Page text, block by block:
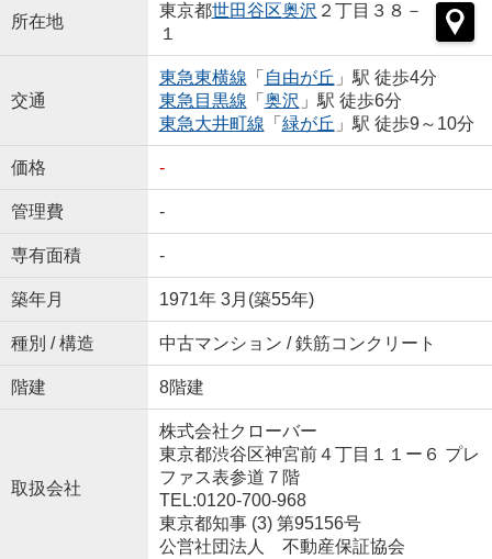
所在地
東京都世田谷区奥沢 ２丁目３８－
１
交通
東急東横線 「 自由が丘 」駅 徒歩4分
東急目黒線 「 奥沢 」駅 徒歩6分
東急大井町線 「 緑が丘 」駅 徒歩9～10分
価格 -
管理費 -
専有面積 -
築年月 1971年 3月(築55年)
種別 / 構造 中古マンション / 鉄筋コンクリート
階建 8階建
取扱会社
株式会社クローバー
東京都渋谷区神宮前４丁目１１ー６ プレ
ファス表参道７階
TEL:0120-700-968
東京都知事 (3) 第95156号
公営社団法人 不動産保証協会